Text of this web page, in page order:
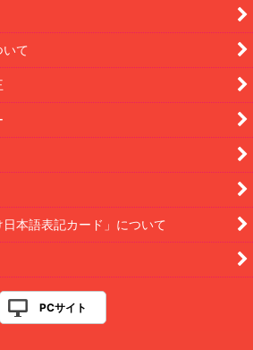
て
本語表記カード」について
PCサイト